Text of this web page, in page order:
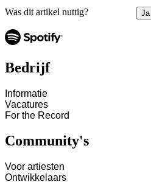
Was dit artikel nuttig? Ja
Bedrijf
Informatie
Vacatures
For the Record
Community's
Voor artiesten
Ontwikkelaars